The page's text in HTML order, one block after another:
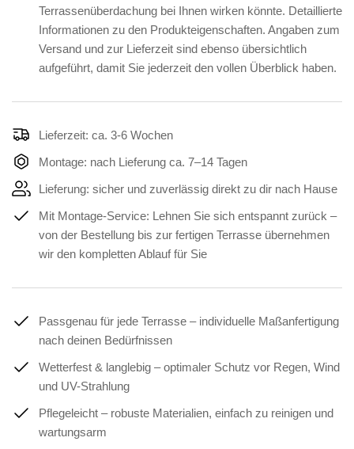
Terrassenüberdachung bei Ihnen wirken könnte. Detaillierte
Informationen zu den Produkteigenschaften. Angaben zum
Versand und zur Lieferzeit sind ebenso übersichtlich
aufgeführt, damit Sie jederzeit den vollen Überblick haben.
Lieferzeit: ca. 3-6 Wochen
Montage: nach Lieferung ca. 7–14 Tagen
Lieferung: sicher und zuverlässig direkt zu dir nach Hause
Mit Montage-Service: Lehnen Sie sich entspannt zurück –
von der Bestellung bis zur fertigen Terrasse übernehmen
wir den kompletten Ablauf für Sie
Passgenau für jede Terrasse – individuelle Maßanfertigung
nach deinen Bedürfnissen
Wetterfest & langlebig – optimaler Schutz vor Regen, Wind
und UV-Strahlung
Pflegeleicht – robuste Materialien, einfach zu reinigen und
wartungsarm